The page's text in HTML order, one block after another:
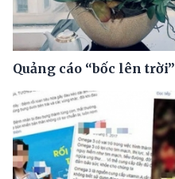
Quảng cáo “bốc lên